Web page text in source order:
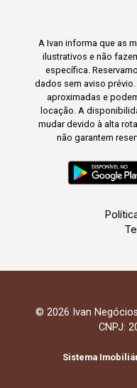
A Ivan informa que as
ilustrativos e não
específica.
dados sem aviso
aproximadas e
locação. A
mudar devido à alta
não garantem
© 2026 Ivan
CNPJ:
Sistema